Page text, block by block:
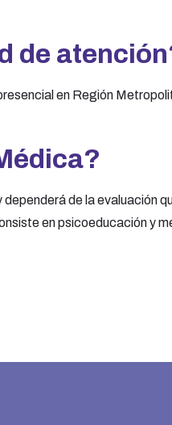
de
en Región
de la evaluación
en psicoeducación y